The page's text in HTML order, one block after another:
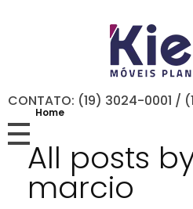
CONTATO: (19) 3024-0001 /
Home
All posts
marcio